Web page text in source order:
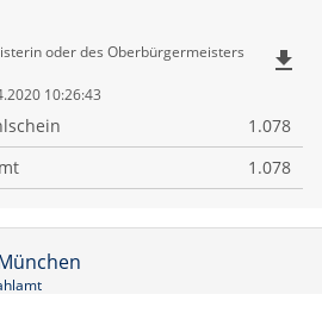
oder des Oberbürgermeisters
10:26:43
file_download
1.078
1.078